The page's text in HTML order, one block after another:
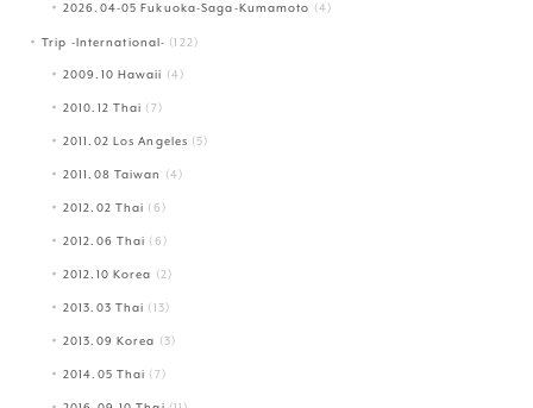
2026.04-05 Fukuoka-Saga-Kumamoto (4)
Trip -International- (122)
2009.10 Hawaii (4)
2010.12 Thai (7)
2011.02 Los Angeles (5)
2011.08 Taiwan (4)
2012.02 Thai (6)
2012.06 Thai (6)
2012.10 Korea (2)
2013.03 Thai (13)
2013.09 Korea (3)
2014.05 Thai (7)